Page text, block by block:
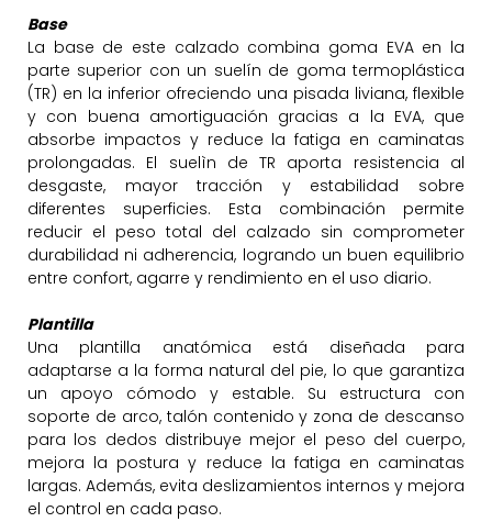
Base
La base de este calzado combina goma EVA en la
parte superior con un suelín de goma termoplástica
(TR) en la inferior ofreciendo una pisada liviana, flexible
y con buena amortiguación gracias a la EVA, que
absorbe impactos y reduce la fatiga en caminatas
prolongadas. El suelìn de TR aporta resistencia al
desgaste, mayor tracción y estabilidad sobre
diferentes superficies. Esta combinación permite
reducir el peso total del calzado sin comprometer
durabilidad ni adherencia, logrando un buen equilibrio
entre confort, agarre y rendimiento en el uso diario.
Plantilla
Una plantilla anatómica está diseñada para
adaptarse a la forma natural del pie, lo que garantiza
un apoyo cómodo y estable. Su estructura con
soporte de arco, talón contenido y zona de descanso
para los dedos distribuye mejor el peso del cuerpo,
mejora la postura y reduce la fatiga en caminatas
largas. Además, evita deslizamientos internos y mejora
el control en cada paso.